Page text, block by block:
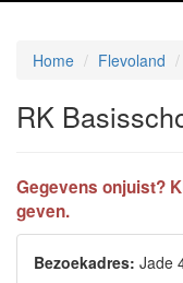
Home Flevoland
RK
Gegevens onjuist?
geven.
Bezoekadres: Jade